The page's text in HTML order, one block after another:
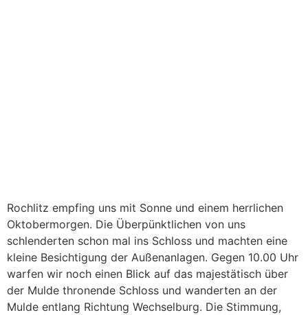
Rochlitz empfing uns mit Sonne und einem herrlichen
Oktobermorgen. Die Überpünktlichen von uns
schlenderten schon mal ins Schloss und machten eine
kleine Besichtigung der Außenanlagen. Gegen 10.00 Uhr
warfen wir noch einen Blick auf das majestätisch über
der Mulde thronende Schloss und wanderten an der
Mulde entlang Richtung Wechselburg. Die Stimmung,